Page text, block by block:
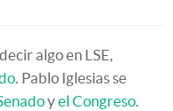
algo en LSE,
. Pablo Iglesias se
yel Congreso.